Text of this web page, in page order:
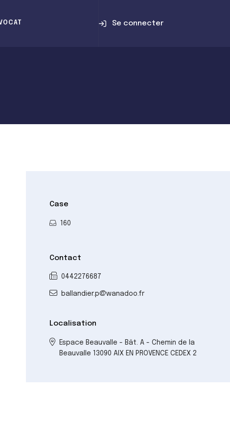
Se connecter
Case
160
Contact
0442276687
ballandier.p@wanadoo.fr
Localisation
Espace Beauvalle - Bât. A - Chemin de la
Beauvalle 13090 AIX EN PROVENCE CEDEX 2